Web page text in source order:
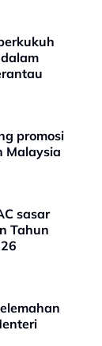
promosi
Malaysia
sasar
Tahun